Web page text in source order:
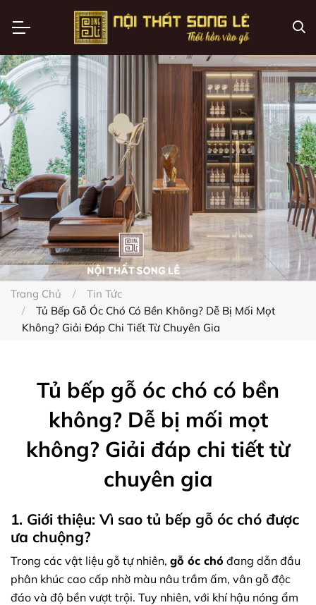
Trang Chủ
Tin Tức
Tủ Bếp Gỗ Óc Chó Có Bền Không? Dễ Bị Mối Mọt
Không? Giải Đáp Chi Tiết Từ Chuyên Gia
Tủ bếp gỗ óc chó có bền
không? Dễ bị mối mọt
không? Giải đáp chi tiết từ
chuyên gia
1. Giới thiệu: Vì sao tủ bếp gỗ óc chó được
ưa chuộng?
Trong các vật liệu gỗ tự nhiên, gỗ óc chó đang dẫn đầu
phân khúc cao cấp nhờ màu nâu trầm ấm, vân gỗ độc
đáo và độ bền vượt trội. Tuy nhiên, với khí hậu nóng ẩm